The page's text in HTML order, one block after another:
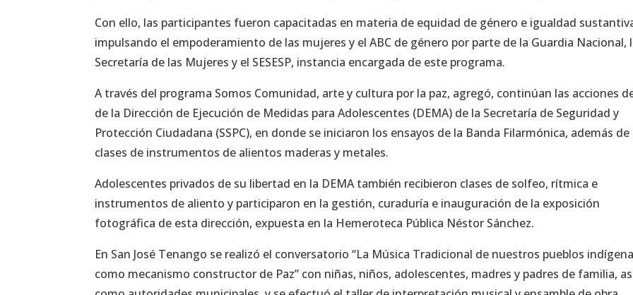
Con ello, las participantes fueron capacitadas en materia de equidad de género e igualdad
impulsando el empoderamiento de las mujeres y el ABC de género por parte de la Guardia Nacional,
Secretaría de las Mujeres y el SESESP, instancia encargada de este programa.
A través del programa Somos Comunidad, arte y cultura por la paz, agregó, continúan las acciones
de la Dirección de Ejecución de Medidas para Adolescentes (DEMA) de la Secretaría de Seguridad y
Protección Ciudadana (SSPC), en donde se iniciaron los ensayos de la Banda Filarmónica, además de
clases de instrumentos de alientos maderas y metales.
Adolescentes privados de su libertad en la DEMA también recibieron clases de solfeo, rítmica e
instrumentos de aliento y participaron en la gestión, curaduría e inauguración de la exposición
fotográfica de esta dirección, expuesta en la Hemeroteca Pública Néstor Sánchez.
En San José Tenango se realizó el conversatorio “La Música Tradicional de nuestros pueblos
como mecanismo constructor de Paz” con niñas, niños, adolescentes, madres y padres de familia,